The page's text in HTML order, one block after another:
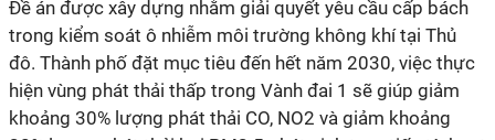
Đề án được xây dựng nhằm giải quyết yêu cầu cấp bách
trong kiểm soát ô nhiễm môi trường không khí tại Thủ
đô. Thành phố đặt mục tiêu đến hết năm 2030, việc thực
hiện vùng phát thải thấp trong Vành đai 1 sẽ giúp giảm
khoảng 30% lượng phát thải CO, NO2 và giảm khoảng